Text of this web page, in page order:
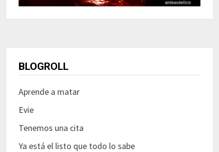
BLOGROLL
Aprende a matar
Evie
Tenemos una cita
Ya está el listo que todo lo sabe